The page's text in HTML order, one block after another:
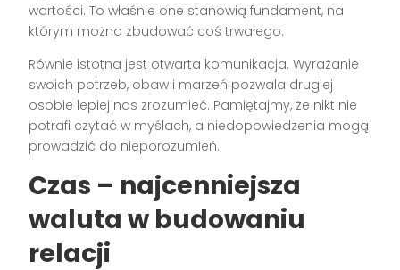
wartości. To właśnie one stanowią fundament, na
którym można zbudować coś trwałego.
Równie istotna jest otwarta komunikacja. Wyrażanie
swoich potrzeb, obaw i marzeń pozwala drugiej
osobie lepiej nas zrozumieć. Pamiętajmy, że nikt nie
potrafi czytać w myślach, a niedopowiedzenia mogą
prowadzić do nieporozumień.
Czas – najcenniejsza
waluta w budowaniu
relacji